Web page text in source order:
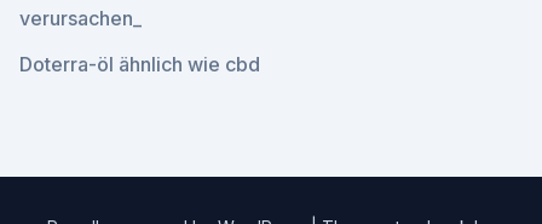
verursachen_
Doterra-öl ähnlich wie cbd